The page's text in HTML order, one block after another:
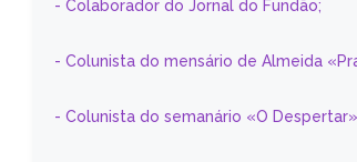
- Colaborador do Jornal do Fundão;
- Colunista do mensário de Almeida
- Colunista do semanário «O